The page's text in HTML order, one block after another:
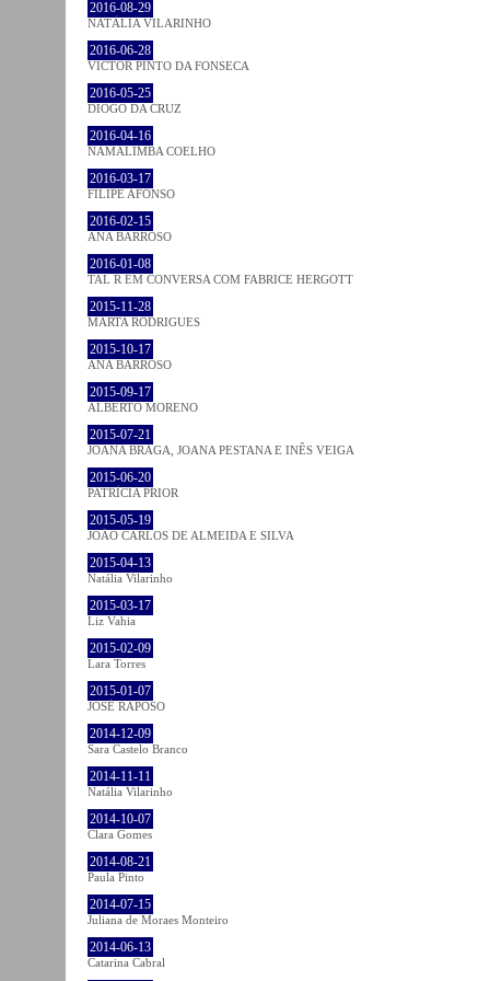
2016-08-29
NATÁLIA VILARINHO
2016-06-28
VICTOR PINTO DA FONSECA
2016-05-25
DIOGO DA CRUZ
2016-04-16
NAMALIMBA COELHO
2016-03-17
FILIPE AFONSO
2016-02-15
ANA BARROSO
2016-01-08
TAL R EM CONVERSA COM FABRICE HERGOTT
2015-11-28
MARTA RODRIGUES
2015-10-17
ANA BARROSO
2015-09-17
ALBERTO MORENO
2015-07-21
JOANA BRAGA, JOANA PESTANA E INÊS VEIGA
2015-06-20
PATRÍCIA PRIOR
2015-05-19
JOÃO CARLOS DE ALMEIDA E SILVA
2015-04-13
Natália Vilarinho
2015-03-17
Liz Vahia
2015-02-09
Lara Torres
2015-01-07
JOSÉ RAPOSO
2014-12-09
Sara Castelo Branco
2014-11-11
Natália Vilarinho
2014-10-07
Clara Gomes
2014-08-21
Paula Pinto
2014-07-15
Juliana de Moraes Monteiro
2014-06-13
Catarina Cabral